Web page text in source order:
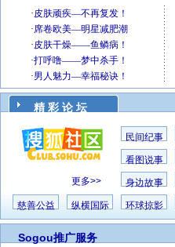
精 彩 论 坛
更多>>
民间纪事
看图说事
身边故事
慈善公益 纵横国际 环球掠影
Sogou推广服务